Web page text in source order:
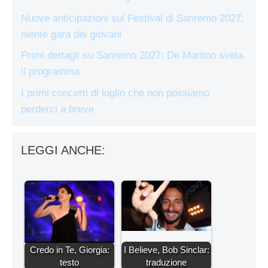
Nuove anticipazioni sul Festival di Sanremo 2027:
niente gara dei giovani
Primi dettagli su Sanremo 2027: De Martino svela
il programma
I primi concerti di luglio che non possiamo
perderci a breve
LEGGI ANCHE:
Credo in Te, Giorgia:
testo
I Believe, Bob Sinclar:
traduzione